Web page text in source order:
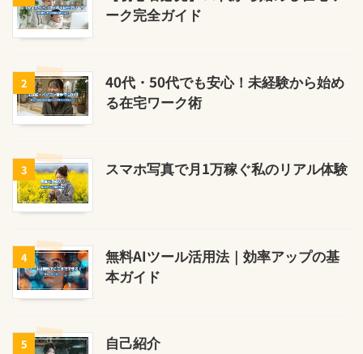
ーク完全ガイド
2
40代・50代でも安心！未経験から始め
る在宅ワーク術
3 スマホ写真で月1万稼ぐ私のリアル体験
4
無料AIツール活用法｜効率アップの基
本ガイド
5 自己紹介